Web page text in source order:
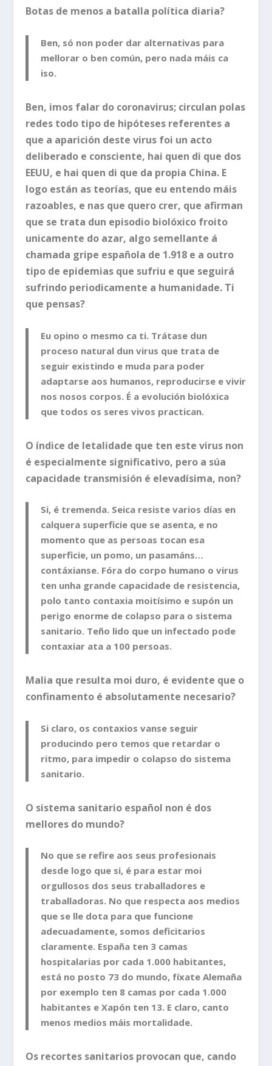
Botas de menos a batalla política diaria?
Ben, só non poder dar alternativas para
mellorar o ben común, pero nada máis ca
iso.
Ben, imos falar do coronavirus; circulan polas
redes todo tipo de hipóteses referentes a
que a aparición deste virus foi un acto
deliberado e consciente, hai quen di que dos
EEUU, e hai quen di que da propia China. E
logo están as teorías, que eu entendo máis
razoables, e nas que quero crer, que afirman
que se trata dun episodio biolóxico froito
unicamente do azar, algo semellante á
chamada gripe española de 1.918 e a outro
tipo de epidemias que sufriu e que seguirá
sufrindo periodicamente a humanidade. Ti
que pensas?
Eu opino o mesmo ca ti. Trátase dun
proceso natural dun virus que trata de
seguir existindo e muda para poder
adaptarse aos humanos, reproducirse e vivir
nos nosos corpos. É a evolución biolóxica
que todos os seres vivos practican.
O índice de letalidade que ten este virus non
é especialmente significativo, pero a súa
capacidade transmisión é elevadísima, non?
Si, é tremenda. Seica resiste varios días en
calquera superficie que se asenta, e no
momento que as persoas tocan esa
superficie, un pomo, un pasamáns…
contáxianse. Fóra do corpo humano o virus
ten unha grande capacidade de resistencia,
polo tanto contaxia moitísimo e supón un
perigo enorme de colapso para o sistema
sanitario. Teño lido que un infectado pode
contaxiar ata a 100 persoas.
Malia que resulta moi duro, é evidente que o
confinamento é absolutamente necesario?
Si claro, os contaxios vanse seguir
producindo pero temos que retardar o
ritmo, para impedir o colapso do sistema
sanitario.
O sistema sanitario español non é dos
mellores do mundo?
No que se refire aos seus profesionais
desde logo que si, é para estar moi
orgullosos dos seus traballadores e
traballadoras. No que respecta aos medios
que se lle dota para que funcione
adecuadamente, somos deficitarios
claramente. España ten 3 camas
hospitalarias por cada 1.000 habitantes,
está no posto 73 do mundo, fíxate Alemaña
por exemplo ten 8 camas por cada 1.000
habitantes e Xapón ten 13. E claro, canto
menos medios máis mortalidade.
Os recortes sanitarios provocan que, cando